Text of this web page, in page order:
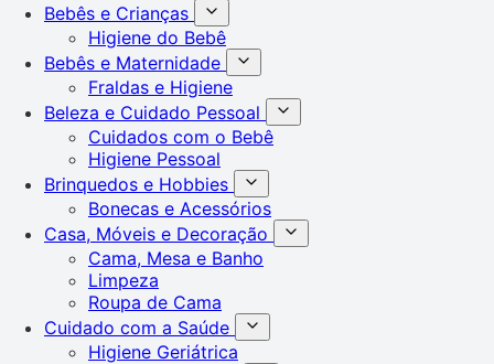
Bebês e Crianças
Higiene do Bebê
Bebês e Maternidade
Fraldas e Higiene
Beleza e Cuidado Pessoal
Cuidados com o Bebê
Higiene Pessoal
Brinquedos e Hobbies
Bonecas e Acessórios
Casa, Móveis e Decoração
Cama, Mesa e Banho
Limpeza
Roupa de Cama
Cuidado com a Saúde
Higiene Geriátrica